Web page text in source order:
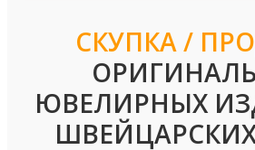
СКУПКА /
ЮВЕЛИРНЫХ